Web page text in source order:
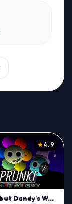
4.9
Sprunki but Dandy's World Characters Mod